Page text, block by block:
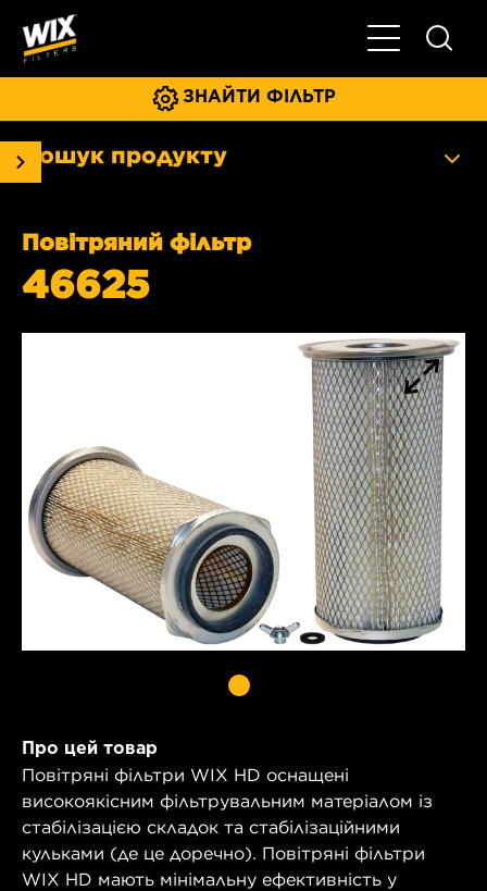
Увімкнути/
ЗНАЙТИ ФІЛЬТР
Пошук продукту
Повітряний фільтр
46625
Про цей товар
Повітряні фільтри WIX HD оснащені
високоякісним фільтрувальним матеріалом із
стабілізацією складок та стабілізаційними
кульками (де це доречно). Повітряні фільтри
WIX HD мають мінімальну ефективність у